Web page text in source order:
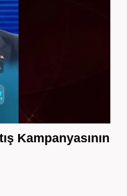
Kampanyasının